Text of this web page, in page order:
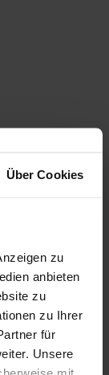
Über Cookies
zu
anbieten
zu
zu Ihrer
für
Unsere
mit
occurred
for more